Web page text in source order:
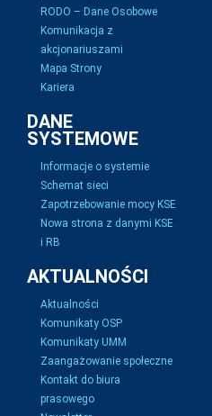
RODO – Dane Osobowe
Komunikacja z
akcjonariuszami
Mapa Strony
Kariera
DANE
SYSTEMOWE
Informacje o systemie
Schemat sieci
Zapotrzebowanie mocy KSE
Nowa strona z danymi KSE
i RB
AKTUALNOŚCI
Aktualności
Komunikaty OSP
Komunikaty UMM
Zaangażowanie społeczne
Kontakt do biura
prasowego